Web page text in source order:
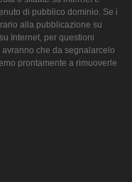
di pubblico dominio. Se i
alla pubblicazione su
Internet, per questioni
che da segnalarcelo
prontamente a rimuoverle